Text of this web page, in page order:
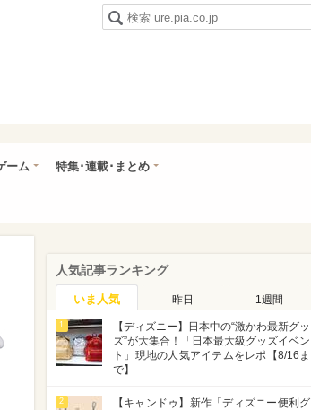
ーム 特集･連載･まとめ
人気記事ランキング
いま人気 昨日 1週間
1
【ディズニー】日本中の“激かわ最新グッ
ズ”が大集合！「日本最大級グッズイベン
ト」現地の人気アイテムをレポ【8/16ま
で】
2
【キャンドゥ】新作「ディズニー便利グ